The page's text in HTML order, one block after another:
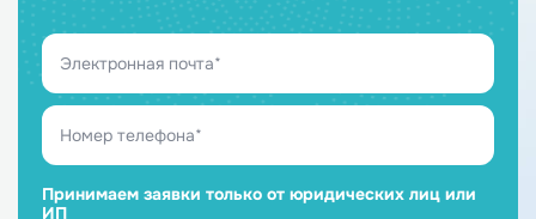
Принимаем заявки только от юридических лиц или
ИП